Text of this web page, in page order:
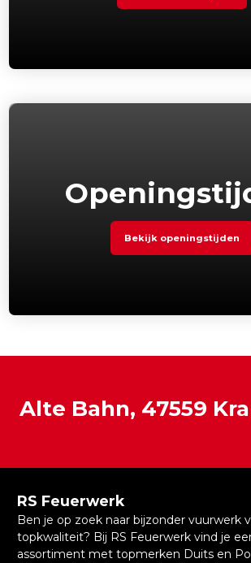
Bekijk openingstijden
Alte Bahn, 47559
RS Feuerwerk
Ben je op zoek naar bijzonder vuurwerk
topkwaliteit? Bij RS Feuerwerk vind je
assortiment met topmerken Duits en